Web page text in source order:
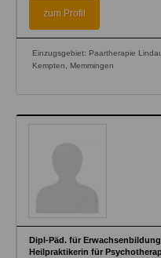
zum Profil
Einzugsgebiet: Paartherapie
Kempten, Memmingen
Dipl-Päd. für
Heilpraktikerin für